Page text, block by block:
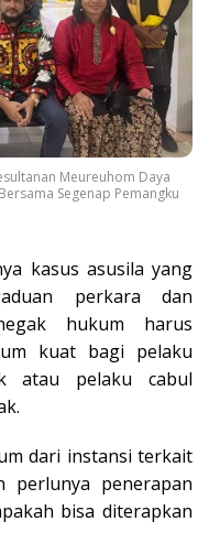
Meureuhom Daya
Segenap Pemangku
kasus asusila yang
perkara dan
hukum harus
kuat bagi pelaku
atau pelaku cabul
dari instansi terkait
perlunya penerapan
bisa diterapkan